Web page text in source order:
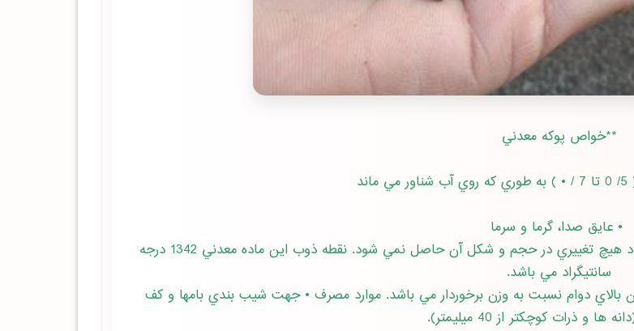
**خواص پوكه معدني
• عايق صدا، گرما و سرما
• مقاوم در مقابل آتش سوزي؛ به طوري كه تا 760 درجه سانتيگراد هيچ تغييري در حجم و شكل آن حاصل نمي شود. نقطه ذوب اين ماده معدني 1342 درجه
سانتيگراد مي باشد.
بالاي دوام نسبت به وزن برخوردار مي باشد. موارد مصرف • جهت شيب بندي بامها و كف
و ذرات كوچكتر از 40 ميليمتر).